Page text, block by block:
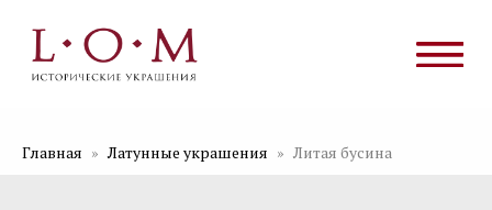
Главная Латунные украшения Литая бусина